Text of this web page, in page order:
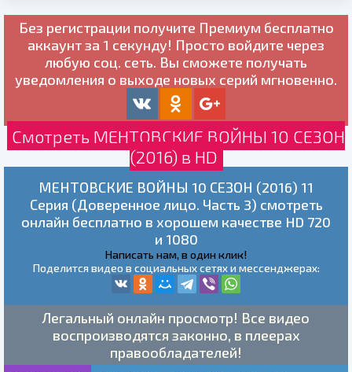
Без регистрации получите Премиум бесплатно
аккаунт за 1 секунду! Просто войдите через
любую соц. сеть. Вы сможете получать
уведомления о выходе новых серий мгновенно.
Смотреть МЕНТОВСКИЕ ВОЙНЫ 10 СЕЗОН
(2016) в HD
МЕНТОВСКИЕ ВОЙНЫ 10 СЕЗОН (2016) 11
Серия (Доверенное лицо. Часть 3) смотреть
онлайн бесплатно в хорошем качестве HD 720
и 1080
Написать нам, в один клик!
Поделится видео в социальных сетях и мессенджерах:
Легальный онлайн просмотр! Все видео
воспроизводятся законно, в плеерах
правообладателей!